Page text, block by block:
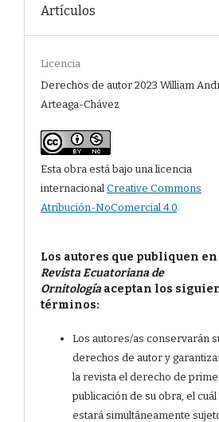
Artículos
Licencia
Derechos de autor 2023 William
Arteaga-Chávez
Esta obra está bajo una licencia
internacionalCreative Commons
Atribución-NoComercial 4.0
Los autores que publiquen
Revista Ecuatoriana de
Ornitología aceptan los
términos:
Los autores/as conservarán
derechos de autor y
la revista el derecho de
publicación de su obra, el cuál
estará simultáneamente